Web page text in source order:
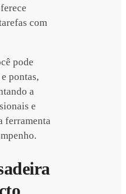
com
pode
pontas,
a
e
ferramenta